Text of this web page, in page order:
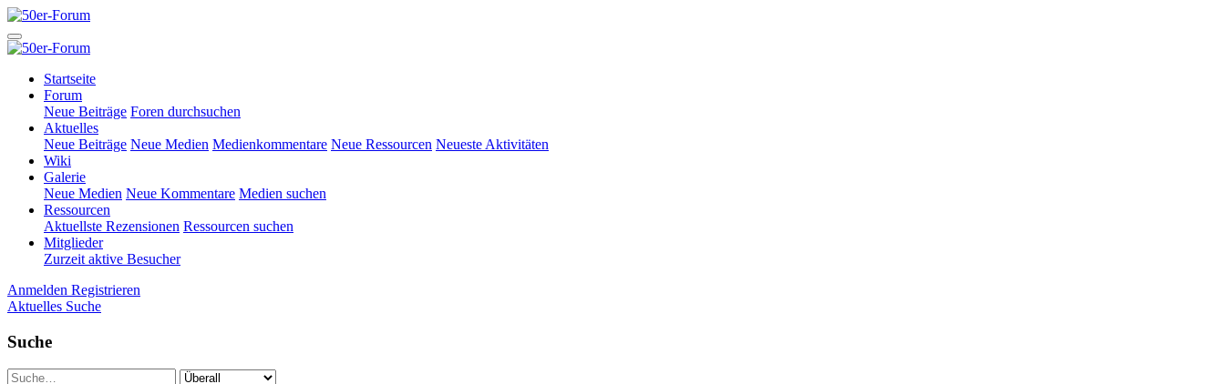
Startseite
Forum
Neue Beiträge Foren durchsuchen
Aktuelles
Neue Beiträge Neue Medien Medienkommentare Neue Ressourcen Neueste Aktivitäten
Wiki
Galerie
Neue Medien Neue Kommentare Medien suchen
Ressourcen
Aktuellste Rezensionen Ressourcen suchen
Mitglieder
Zurzeit aktive Besucher
Anmelden Registrieren
Aktuelles Suche
Suche